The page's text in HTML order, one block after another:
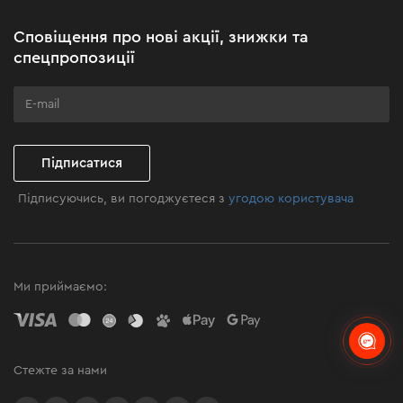
Клуб майстерності
Сповіщення про нові акції, знижки та
спецпропозиції
Підписатися
Підписуючись, ви погоджуєтеся зугодою користувача
Ми приймаємо:
Стежте за нами